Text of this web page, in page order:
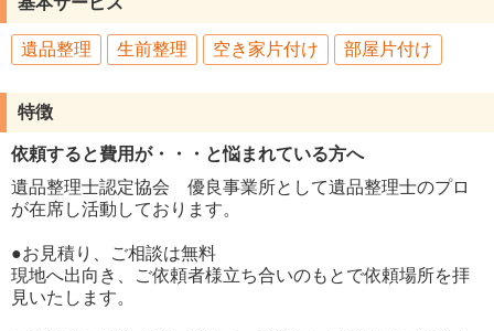
遺品整理 生前整理 空き家片付け 部屋片付け
特徴
依頼すると費用が・・・と悩まれている方へ
遺品整理士認定協会 優良事業所として遺品整理士のプロ
が在席し活動しております。
●お見積り、ご相談は無料
現地へ出向き、ご依頼者様立ち合いのもとで依頼場所を拝
見いたします。